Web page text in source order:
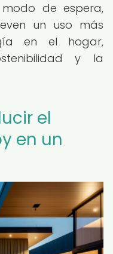
de espera,
un uso más
en el hogar,
y la
el
en un